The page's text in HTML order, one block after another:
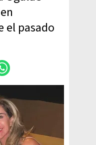
el pasado